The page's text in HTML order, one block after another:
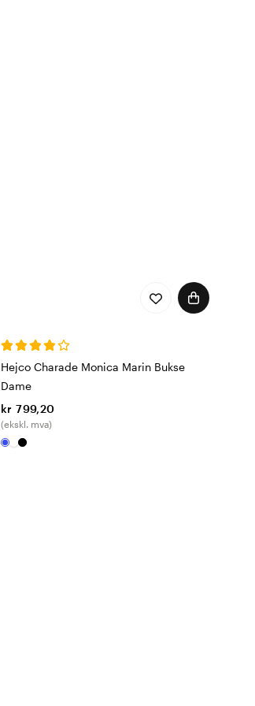
Hejco Charade Monica Marin Bukse
Dame
kr 799,20
(ekskl. mva)